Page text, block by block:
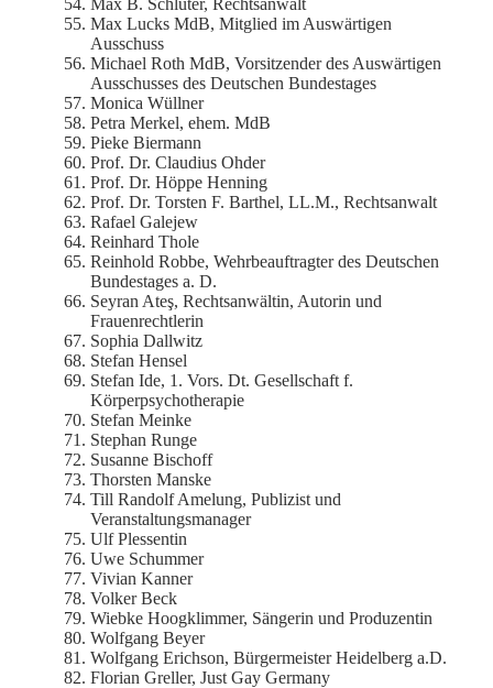
Max B. Schlüter, Rechtsanwalt
Max Lucks MdB, Mitglied im Auswärtigen
Ausschuss
Michael Roth MdB, Vorsitzender des Auswärtigen
Ausschusses des Deutschen Bundestages
Monica Wüllner
Petra Merkel, ehem. MdB
Pieke Biermann
Prof. Dr. Claudius Ohder
Prof. Dr. Höppe Henning
Prof. Dr. Torsten F. Barthel, LL.M., Rechtsanwalt
Rafael Galejew
Reinhard Thole
Reinhold Robbe, Wehrbeauftragter des Deutschen
Bundestages a. D.
Seyran Ateş, Rechtsanwältin, Autorin und
Frauenrechtlerin
Sophia Dallwitz
Stefan Hensel
Stefan Ide, 1. Vors. Dt. Gesellschaft f.
Körperpsychotherapie
Stefan Meinke
Stephan Runge
Susanne Bischoff
Thorsten Manske
Till Randolf Amelung, Publizist und
Veranstaltungsmanager
Ulf Plessentin
Uwe Schummer
Vivian Kanner
Volker Beck
Wiebke Hoogklimmer, Sängerin und Produzentin
Wolfgang Beyer
Wolfgang Erichson, Bürgermeister Heidelberg a.D.
Florian Greller, Just Gay Germany